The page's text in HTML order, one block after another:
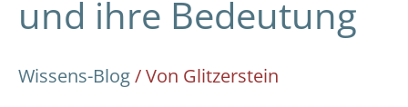
und ihre Bedeutung
Wissens-Blog/ Von Glitzerstein